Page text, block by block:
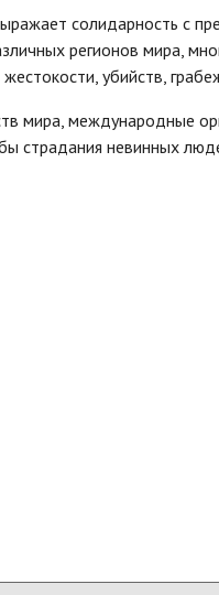
солидарность с
регионов мира,
убийств,
мира, международные
страдания невинных